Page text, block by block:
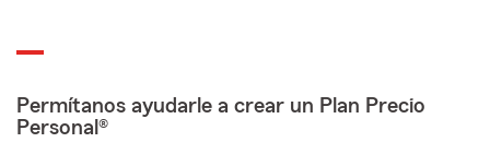
Permítanos ayudarle a crear un Plan Precio
Personal®